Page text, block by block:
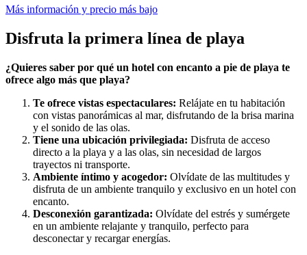
Más información y precio más bajo
Disfruta la primera línea de playa
¿Quieres saber por qué un hotel con encanto a pie de playa te
ofrece algo más que playa?
Te ofrece vistas espectaculares: Relájate en tu habitación
con vistas panorámicas al mar, disfrutando de la brisa marina
y el sonido de las olas.
Tiene una ubicación privilegiada: Disfruta de acceso
directo a la playa y a las olas, sin necesidad de largos
trayectos ni transporte.
Ambiente íntimo y acogedor: Olvídate de las multitudes y
disfruta de un ambiente tranquilo y exclusivo en un hotel con
encanto.
Desconexión garantizada: Olvídate del estrés y sumérgete
en un ambiente relajante y tranquilo, perfecto para
desconectar y recargar energías.